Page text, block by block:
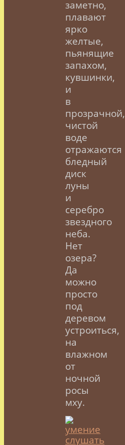
заметно,
плавают
ярко
желтые,
пьянящие
запахом,
кувшинки,
и
в
прозрачной,
чистой
воде
отражаются
бледный
диск
луны
и
серебро
звездного
неба.
Нет
озера?
Да
можно
просто
под
деревом
устроиться,
на
влажном
от
ночной
росы
мху.